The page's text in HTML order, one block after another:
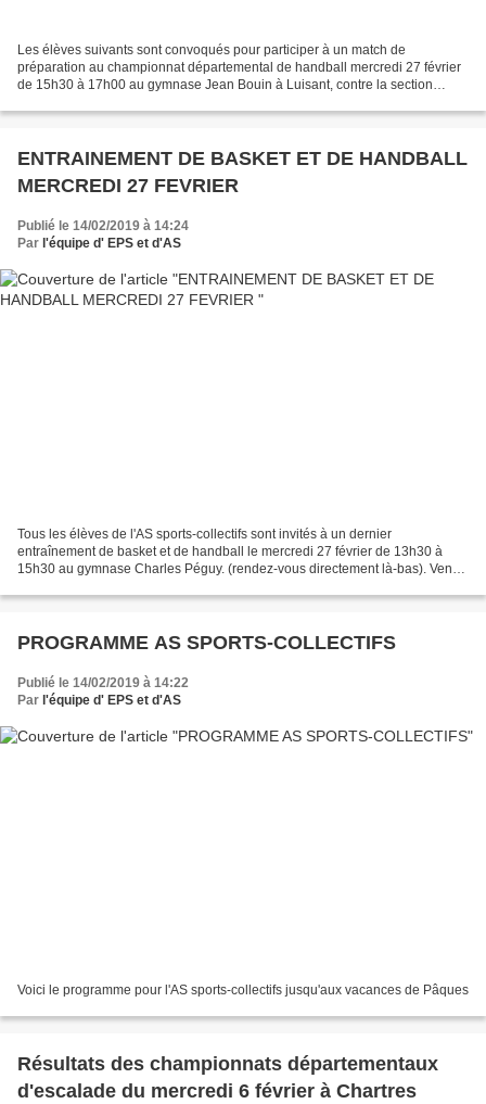
Les élèves suivants sont convoqués pour participer à un match de
préparation au championnat départemental de handball mercredi 27 février
de 15h30 à 17h00 au gymnase Jean Bouin à Luisant, contre la section
ENTRAINEMENT DE BASKET ET DE HANDBALL
MERCREDI 27 FEVRIER
Publié le 14/02/2019 à 14:24
Par l'équipe d' EPS et d'AS
Tous les élèves de l'AS sports-collectifs sont invités à un dernier
entraînement de basket et de handball le mercredi 27 février de 13h30 à
15h30 au gymnase Charles Péguy. (rendez-vous directement là-bas). Venez
PROGRAMME AS SPORTS-COLLECTIFS
Publié le 14/02/2019 à 14:22
Par l'équipe d' EPS et d'AS
Voici le programme pour l'AS sports-collectifs jusqu'aux vacances de Pâques
Résultats des championnats départementaux
d'escalade du mercredi 6 février à Chartres